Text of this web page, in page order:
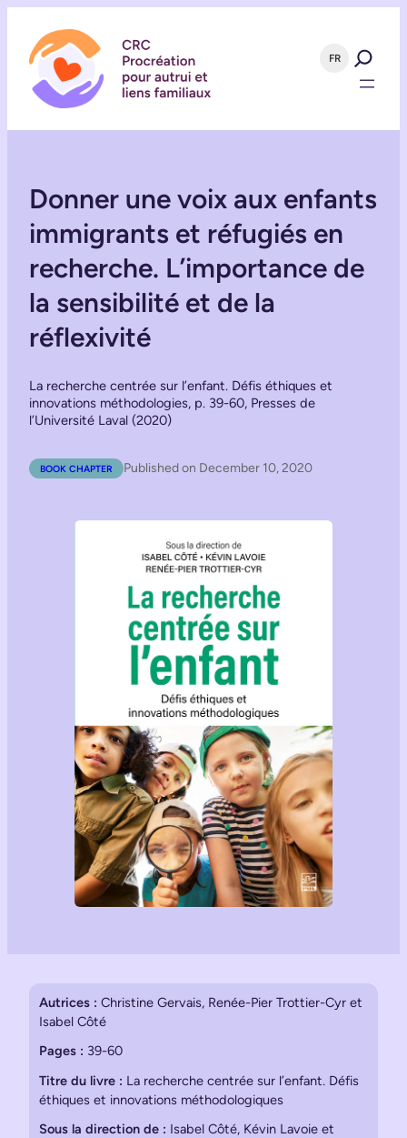
FR
Donner une voix aux enfants
immigrants et réfugiés en
recherche. L’importance de
la sensibilité et de la
réflexivité
La recherche centrée sur l’enfant. Défis éthiques et
innovations méthodologies, p. 39-60, Presses de
l’Université Laval (2020)
BOOK CHAPTER Published on December 10, 2020
Autrices :Christine Gervais, Renée-Pier Trottier-Cyr et
Isabel Côté
Pages : 39-60
Titre du livre : La recherche centrée sur l’enfant. Défis
éthiques et innovations méthodologiques
Sous la direction de : Isabel Côté, Kévin Lavoie et